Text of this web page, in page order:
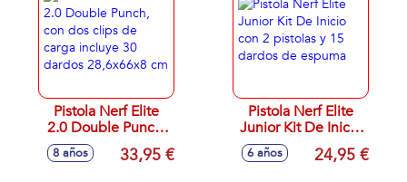
Pistola Nerf Elite
2.0 Double Punch,
con dos clips de
carga incluye 30
8 años 33,95 €
Pistola Nerf Elite
Junior Kit De Inicio
con 2 pistolas y 15
dardos de espuma
6 años 24,95 €